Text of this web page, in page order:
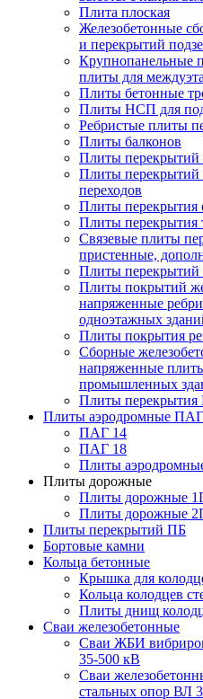
Плита плоская
Железобетонные
и перекрытий
Крупнопанельные
плиты для
Плиты бетонные
Плиты НСП для
Ребристые плиты
Плиты балконов
Плиты перекрытий
Плиты
переходов
Плиты перекрытия
Плиты перекрытия
Связевые плиты
пристенные,
Плиты перекрытий
Плиты покрытий
напряженные
одноэтажных
Плиты покрытия
Сборные
напряженные
промышленных
Плиты
Плиты аэродромные ПАГ
ПАГ 14
ПАГ 18
Плиты
Плиты дорожные
Плиты дорожные
Плиты дорожные
Плиты перекрытий ПБ
Бортовые камни
Кольца бетонные
Крышка для
Кольца колодцев
Плиты днищ
Сваи железобетонные
Сваи ЖБИ
35-500 кВ
Сваи
стальных опор ВЛ